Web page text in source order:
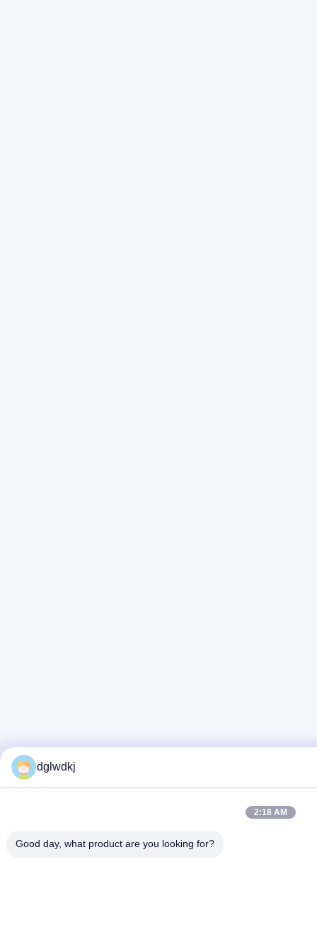
dglwdkj
2:18 AM
Good day, what product are you looking for?